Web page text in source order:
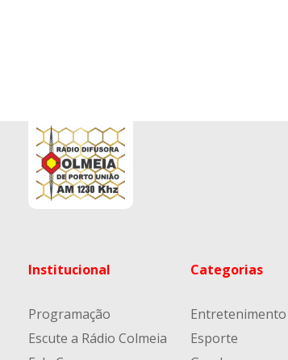
Institucional
Programação
Escute a Rádio Colmeia
Categorias
Entretenimento
Esporte